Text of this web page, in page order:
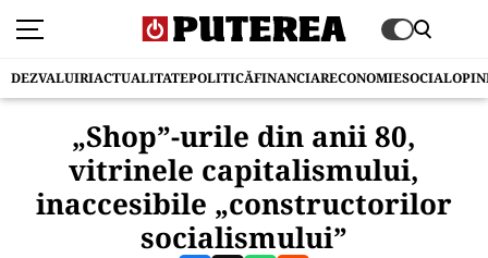
DEZVALUIRIACTUALITATEPOLITICĂFINANCIARECONOMIESOCIAL
„Shop”-urile din anii 80,
vitrinele capitalismului,
inaccesibile „constructorilor
socialismului”